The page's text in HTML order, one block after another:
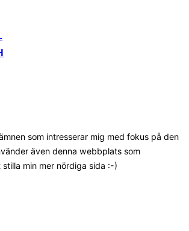
som intresserar mig med fokus på den
även denna webbplats som
min mer nördiga sida :-)